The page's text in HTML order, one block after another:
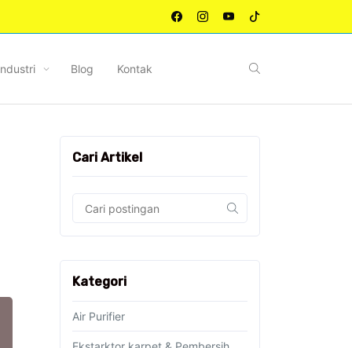
Blog Kontak
Cari Artikel
Kategori
Air Purifier